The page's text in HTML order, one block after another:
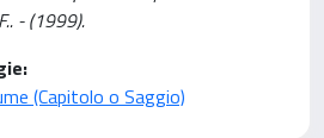
- (1999).
(Capitolo o Saggio)